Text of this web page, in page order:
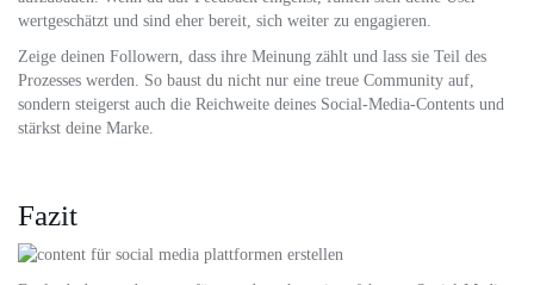
wertgeschätzt und sind eher bereit, sich weiter zu engagieren.
Zeige deinen Followern, dass ihre Meinung zählt und lass sie Teil des
Prozesses werden. So baust du nicht nur eine treue Community auf,
sondern steigerst auch die Reichweite deines Social-Media-Contents und
stärkst deine Marke.
Fazit